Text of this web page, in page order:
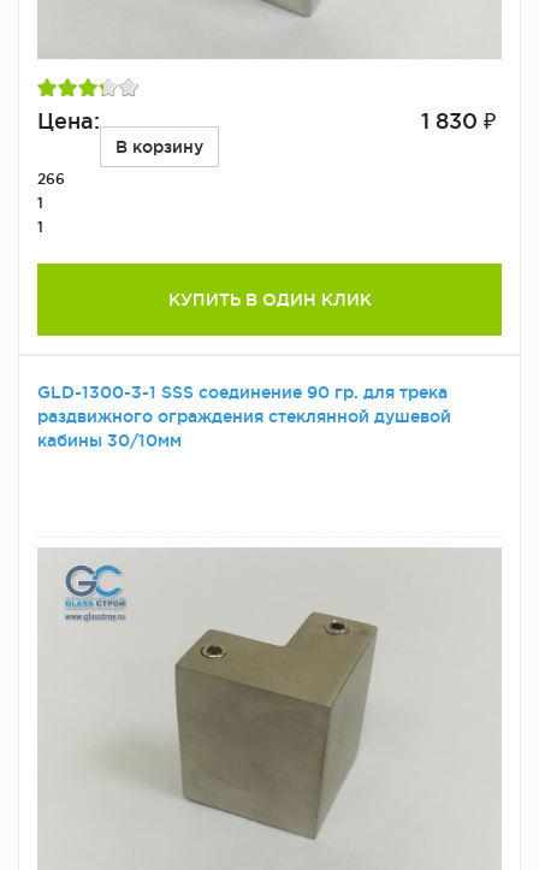
Цена: 1 830 ₽
В корзину
266
1
1
КУПИТЬ В ОДИН КЛИК
GLD-1300-3-1 SSS соединение 90 гр. для трека
раздвижного ограждения стеклянной душевой
кабины 30/10мм